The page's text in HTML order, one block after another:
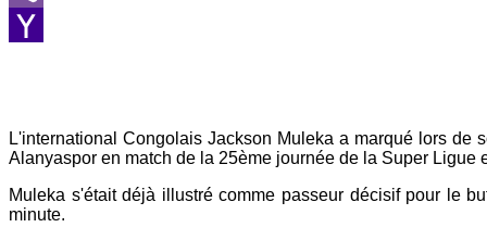
Viber
L'international Congolais Jackson Muleka a marqué lors de
Alanyaspor en match de la 25ème journée de la Super Ligue
Muleka s'était déjà illustré comme passeur décisif pour le
minute.